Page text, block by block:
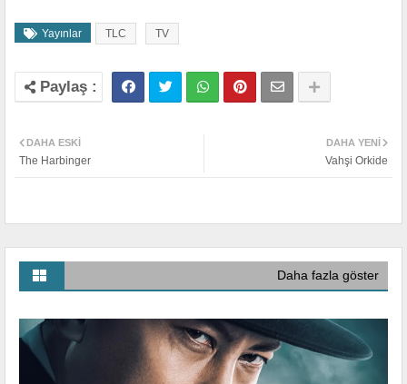
Yayınlar TLC TV
DAHA YENI
Vahşi Orkide
DAHA ESKI
The Harbinger
Daha fazla göster